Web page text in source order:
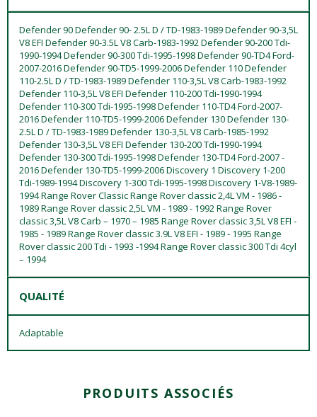
Defender 90 Defender 90- 2.5L D / TD-1983-1989 Defender 90-3,5L
V8 EFI Defender 90-3.5L V8 Carb-1983-1992 Defender 90-200 Tdi-
1990-1994 Defender 90-300 Tdi-1995-1998 Defender 90-TD4 Ford-
2007-2016 Defender 90-TD5-1999-2006 Defender 110 Defender
110-2.5L D / TD-1983-1989 Defender 110-3,5L V8 Carb-1983-1992
Defender 110-3,5L V8 EFI Defender 110-200 Tdi-1990-1994
Defender 110-300 Tdi-1995-1998 Defender 110-TD4 Ford-2007-
2016 Defender 110-TD5-1999-2006 Defender 130 Defender 130-
2.5L D / TD-1983-1989 Defender 130-3,5L V8 Carb-1985-1992
Defender 130-3,5L V8 EFI Defender 130-200 Tdi-1990-1994
Defender 130-300 Tdi-1995-1998 Defender 130-TD4 Ford-2007 -
2016 Defender 130-TD5-1999-2006 Discovery 1 Discovery 1-200
Tdi-1989-1994 Discovery 1-300 Tdi-1995-1998 Discovery 1-V8-1989-
1994 Range Rover Classic Range Rover classic 2,4L VM - 1986 -
1989 Range Rover classic 2,5L VM - 1989 - 1992 Range Rover
classic 3,5L V8 Carb – 1970 – 1985 Range Rover classic 3,5L V8 EFI -
1985 - 1989 Range Rover classic 3.9L V8 EFI - 1989 - 1995 Range
Rover classic 200 Tdi - 1993 -1994 Range Rover classic 300 Tdi 4cyl
– 1994
QUALITÉ
Adaptable
PRODUITS ASSOCIÉS